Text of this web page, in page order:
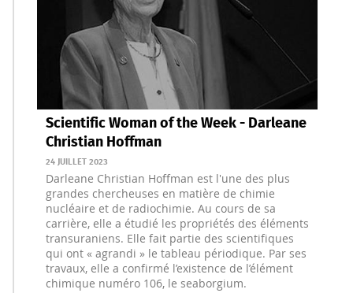
Scientific Woman of the Week - Darleane
Christian Hoffman
24 JUILLET 2023
Darleane Christian Hoffman est l'une des plus
grandes chercheuses en matière de chimie
nucléaire et de radiochimie. Au cours de sa
carrière, elle a étudié les propriétés des éléments
transuraniens. Elle fait partie des scientifiques
qui ont « agrandi » le tableau périodique. Par ses
travaux, elle a confirmé l’existence de l’élément
chimique numéro 106, le seaborgium.